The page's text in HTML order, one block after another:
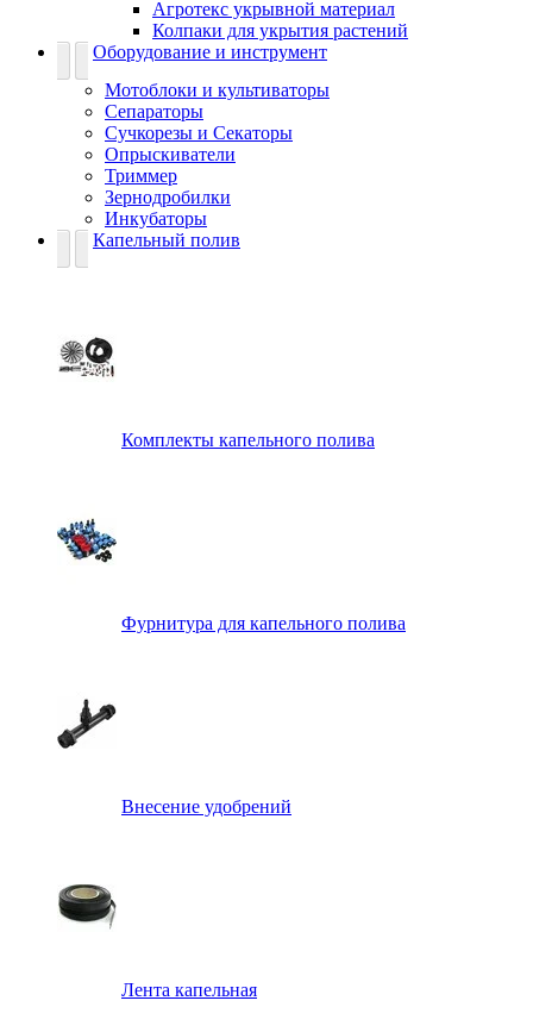
Агротекс укрывной материал
Колпаки для укрытия растений
Оборудование и инструмент
Мотоблоки и культиваторы
Сепараторы
Сучкорезы и Секаторы
Опрыскиватели
Триммер
Зернодробилки
Инкубаторы
Капельный полив
Комплекты капельного полива
Фурнитура для капельного полива
Внесение удобрений
Лента капельная